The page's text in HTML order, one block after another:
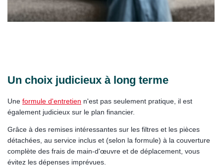
Un choix judicieux à long terme
Une formule d'entretien n'est pas seulement pratique, il est
également judicieux sur le plan financier.
Grâce à des remises intéressantes sur les filtres et les pièces
détachées, au service inclus et (selon la formule) à la couverture
complète des frais de main-d'œuvre et de déplacement, vous
évitez les dépenses imprévues.